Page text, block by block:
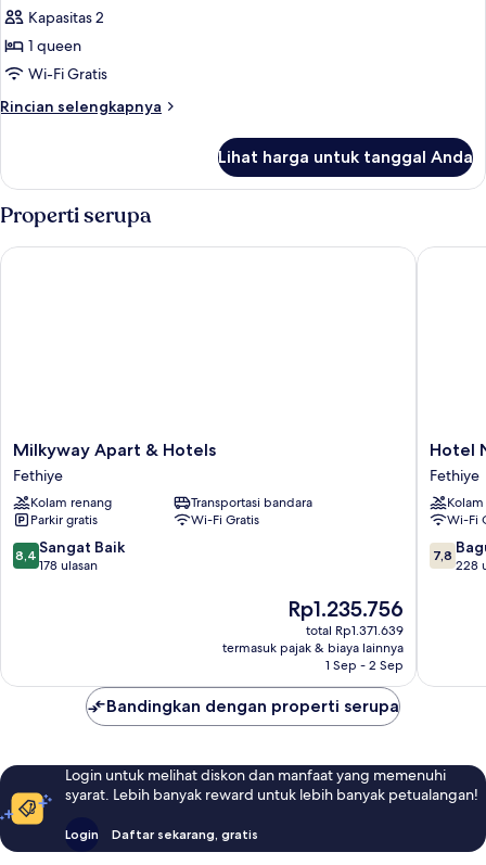
Double
Standar,
1
Tempat
Tidur
pemandangan
kolam
renang
Kapasitas 2
1 queen
Wi-Fi Gratis
Rincian selengkapnya
Rincian
Kamar
Double
Standar,
Tempat
Lihat harga untuk tanggal Anda
Properti serupa
Milkyway
Apart
&
Hotels
Fethiye
Milkyway Apart & Hotels
Fethiye
Kolam renang
Transportasi bandara
Parkir gratis
Wi-Fi Gratis
8.4
dari
8,4 Sangat Baik
178 ulasan
Harga
sekarang
Rp1.235.756
Rp1.235.756
total Rp1.371.639
termasuk pajak & biaya lainnya
1 Sep - 2 Sep
Milkyway Apart & Hotels
Hotel
NilSu
Fethiye
Hotel
Fethiye
Wi-Fi
7.8
dari
7,8
228
Hotel
Bandingkan dengan properti serupa
Login untuk melihat diskon dan manfaat yang memenuhi
syarat. Lebih banyak reward untuk lebih banyak petualangan!
Login Daftar sekarang, gratis